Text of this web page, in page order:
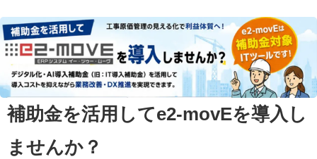
補助金を活用してe2-movEを導入し
ませんか？